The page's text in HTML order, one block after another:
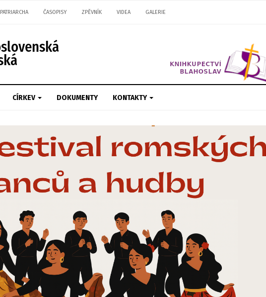
PATRIARCHA ČASOPISY ZPĚVNÍK VIDEA GALERIE
CÍRKEV DOKUMENTY KONTAKTY